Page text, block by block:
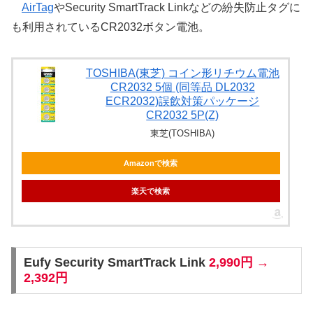
AirTagやSecurity SmartTrack Linkなどの紛失防止タグに
も利用されているCR2032ボタン電池。
TOSHIBA(東芝) コイン形リチウム電池
CR2032 5個 (同等品 DL2032
ECR2032)誤飲対策パッケージ
CR2032 5P(Z)
東芝(TOSHIBA)
Amazonで検索
楽天で検索
Eufy Security SmartTrack Link 2,990円 →
2,392円